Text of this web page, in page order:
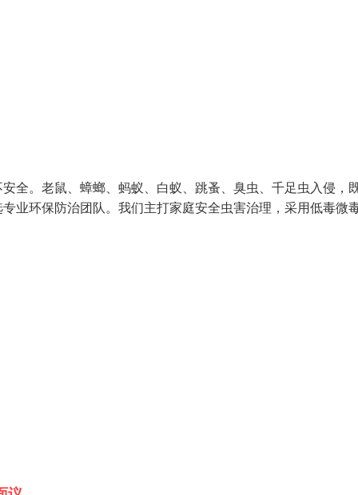
全。老鼠、蟑螂、蚂蚁、白蚁、跳蚤、臭虫、千足虫入侵，
业环保防治团队。我们主打家庭安全虫害治理，采用低毒微